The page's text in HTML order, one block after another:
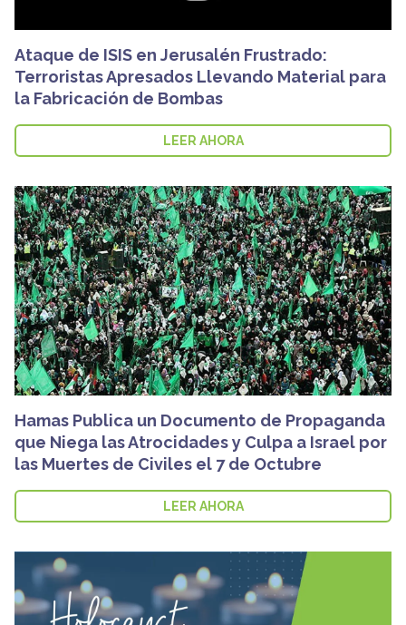
Ataque de ISIS en Jerusalén Frustrado:
Terroristas Apresados Llevando Material para
la Fabricación de Bombas
LEER AHORA
Hamas Publica un Documento de Propaganda
que Niega las Atrocidades y Culpa a Israel por
las Muertes de Civiles el 7 de Octubre
LEER AHORA